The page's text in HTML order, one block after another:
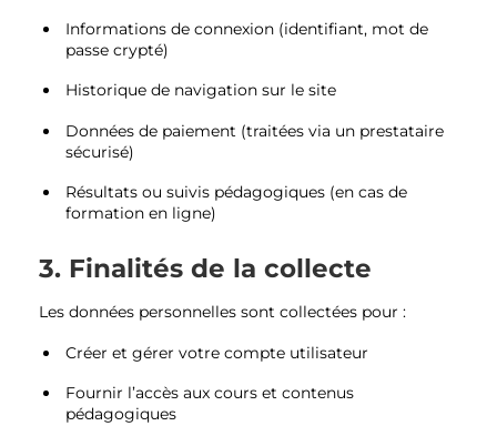
Informations de connexion (identifiant, mot de
passe crypté)
Historique de navigation sur le site
Données de paiement (traitées via un prestataire
sécurisé)
Résultats ou suivis pédagogiques (en cas de
formation en ligne)
3. Finalités de la collecte
Les données personnelles sont collectées pour :
Créer et gérer votre compte utilisateur
Fournir l’accès aux cours et contenus
pédagogiques